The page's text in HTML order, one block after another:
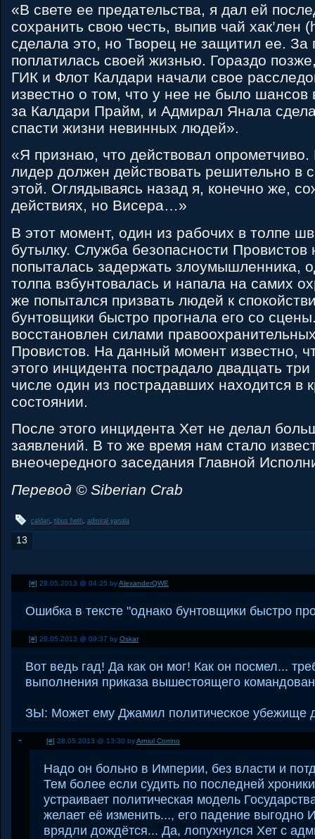
«В свете ее предательства, я дал ей
сохранить свою честь, выпив чай хак’лен
сделала это, но Творец не защитил ее. За
поплатилась своей жизнью. Гораздо
ГИК и Флот Калдари начали свое
известно о том, что у нее не было шансов
за Калдари Прайм, и Адмирал Янала
спасти жизни невинных людей».
«Я признаю, что действовал
лидер должен действовать решительно в
этой. Оглядываясь назад я, конечно же,
действиях, но Висера…»
В этот момент, один из рабочих в толпе
бутылку. Служба безопасности Провистов
попыталась задержать злоумышленника,
толпа взбунтовалась и напала на самих
же попытался призвать людей к
бунтовщики быстро прогнала его со
восстановлен силами
Провистов. На данный момент известно,
этого инцидента пострадало двадцать
числе один из пострадавших находится в
состоянии.
После этого инцидента Хет не делал
заявлений. В то же время нам стало
внеочередного заседания Главной
Перевод © Siberian Crab
caldari, tibus heth, admiral yanala
13
[#] 28.05.2013 @ 04:25 byAlexanderQWE
Ошибка в тексте "однако бунтовщики быстро
[#] 28.05.2013 @ 09:37 by Oskar
Вот ведь гад! Да как он мог! Как он посмел...
выполнения приказа вышестоящего
ЗЫ: Может ему Джамил политическое убежище
[#] 28.05.2013 @ 13:30 byArniul Corrino
Надо он больно в Империи, без власти и
Тем более если судить по последней
устраивает политическая модель
желает её изменить..., его падение выгодно
врядли дождётся... Да, лопухнулся Хет с